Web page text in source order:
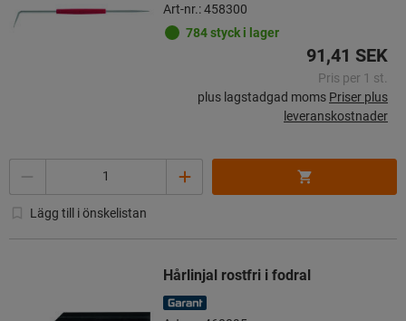
Art-nr.: 458300
784 styck i lager
91,41 SEK
Pris per 1 st.
plus lagstadgad moms Priser plus
leveranskostnader
Lägg till i önskelistan
Hårlinjal rostfri i fodral